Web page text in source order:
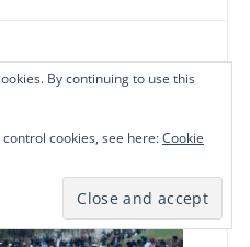
By continuing to use this
cookies, see here:Cookie
By continuing to use this
cookies, see here:Cookie
By continuing to use this
cookies, see here:Cookie